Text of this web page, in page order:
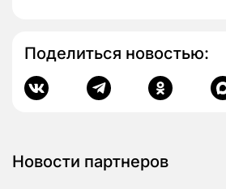
Поделиться новостью:
Новости партнеров